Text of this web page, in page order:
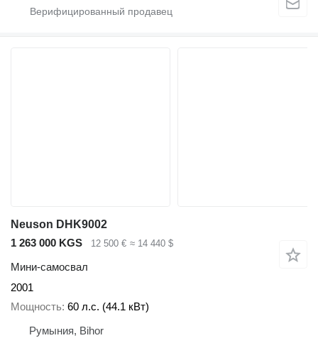
Neuson DHK9002
1 263 000 KGS
12 500 € ≈ 14 440 $
Мини-самосвал
2001
Мощность 60 л.с. (44.1 кВт)
Румыния, Bihor